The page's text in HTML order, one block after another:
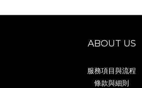
ABOUT US
服務項目與流程
條款與細則